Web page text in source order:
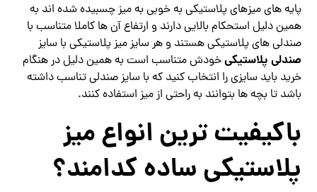
پایه های میزهای پلاستیکی به خوبی به میز چسبیده شده اند به
همین دلیل استحکام بالایی دارند و ارتفاع آن ها کاملا متناسب با
صندلی های پلاستیکی هستند و هر سایز میز پلاستیکی با سایز
صندلی پلاستیکیخودش متناسب است به همین دلیل در هنگام
خرید باید سایزی را انتخاب کنید که با سایز صندلی تناسب داشته
باشد تا بچه ها بتوانند به راحتی از میز استفاده کنند.
باکیفیت ترین انواع میز
پلاستیکی ساده کدامند؟